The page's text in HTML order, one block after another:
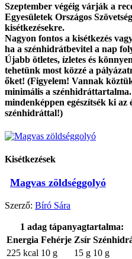
Szeptember végéig várják a
Egyesületek Országos
kisétkezésekre.
Nagyon fontos a kisétkezés
ha a szénhidrátbevitel a nap
Újabb ötletes, ízletes és
tehetünk most közzé a
őket! (Figyelem! Vannak
minimális a
mindenképpen egészítsék ki az
szénhidráttal!)
Kisétkezések
Magvas zöldséggolyó
Szerző: Bíró Sára
1 adag tápanyagtartalma:
Energia Fehérje Zsír
225 kcal 10 g 15 g 10 g